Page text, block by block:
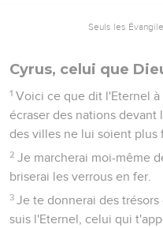
Seuls les
Cyrus, celui que
1 Voici ce que dit l'Eternel
écraser des nations devant
des villes ne lui soient plus
2 Je marcherai moi-même
briserai les verrous en fer.
3 Je te donnerai des
suis l'Eternel, celui qui